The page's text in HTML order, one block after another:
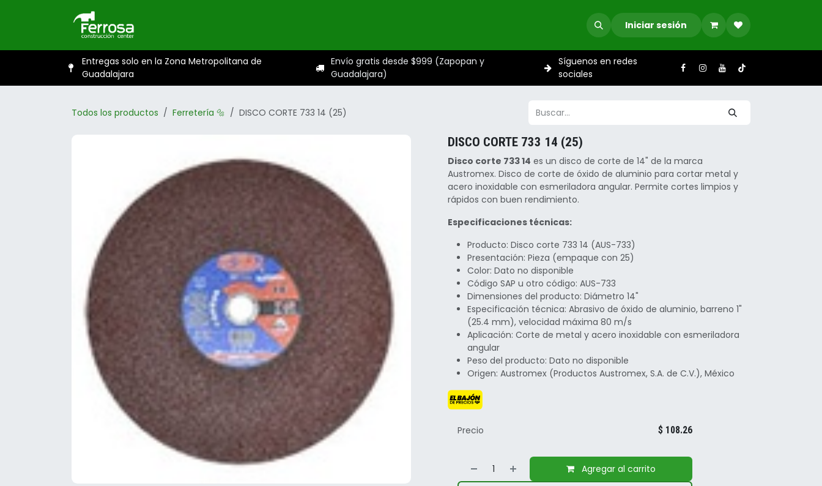
Iniciar sesión
Entregas solo en la Zona Metropolitana de
Guadalajara
Envío gratis desde $999 (Zapopan y
Guadalajara)
Síguenos en redes
sociales
Todos los productos Ferretería 🔩 DISCO CORTE 733 14 (25)
DISCO CORTE 733 14 (25)
Disco corte 733 14 es un disco de corte de 14" de la marca
Austromex. Disco de corte de óxido de aluminio para cortar metal y
acero inoxidable con esmeriladora angular. Permite cortes limpios y
rápidos con buen rendimiento.
Especificaciones técnicas:
Producto: Disco corte 733 14 (AUS-733)
Presentación: Pieza (empaque con 25)
Color: Dato no disponible
Código SAP u otro código: AUS-733
Dimensiones del producto: Diámetro 14"
Especificación técnica: Abrasivo de óxido de aluminio, barreno 1"
(25.4 mm), velocidad máxima 80 m/s
Aplicación: Corte de metal y acero inoxidable con esmeriladora
angular
Peso del producto: Dato no disponible
Origen: Austromex (Productos Austromex, S.A. de C.V.), México
Agregar al carrito
Precio $ 108.26